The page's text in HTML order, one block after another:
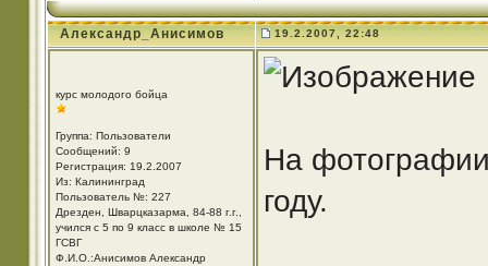
Александр_Анисимов 19.2.2007, 22:48
курс молодого бойца
Группа: Пользователи
Сообщений: 9
Регистрация: 19.2.2007
Из: Калининград
Пользователь №: 227
Дрезден, Шварцказарма, 84-88 г.г.,
учился с 5 по 9 класс в школе № 15
ГСВГ
Ф.И.О.:Анисимов Александр
На
году.